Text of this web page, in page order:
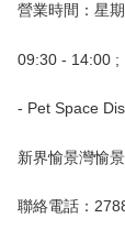
營業時間：星
09:30 - 14:00 ;
- Pet Space
新界愉景灣愉
聯絡電話：